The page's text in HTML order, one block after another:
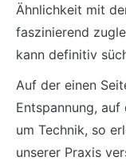
Ähnlichkeit mit
faszinierend
kann definitiv
Auf der einen
Entspannung,
um Technik, so
unserer Praxis